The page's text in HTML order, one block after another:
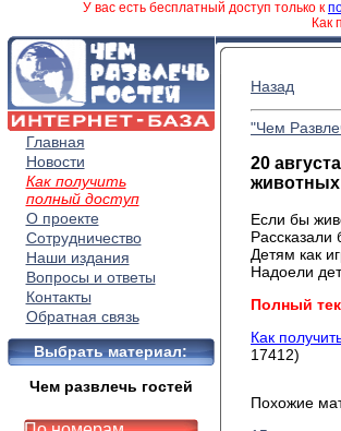
У вас есть бесплатный доступ только к
Как
Главная
Новости
Как получить
полный доступ
О проекте
Сотрудничество
Наши издания
Вопросы и ответы
Контакты
Обратная связь
Выбрать материал:
Чем развлечь гостей
Назад
"Чем
20
животных
Если бы
Детям как
Надоели
Полный
Как
17412)
Похожие